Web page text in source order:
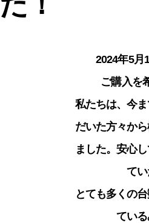
2024年5月
ご購入を
私たちは、今
だいた方々か
ました。安心
て
とても多くの
てい